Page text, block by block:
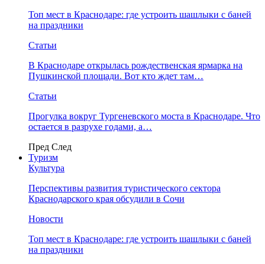
Топ мест в Краснодаре: где устроить шашлыки с баней
на праздники
Статьи
В Краснодаре открылась рождественская ярмарка на
Пушкинской площади. Вот кто ждет там…
Статьи
Прогулка вокруг Тургеневского моста в Краснодаре. Что
остается в разрухе годами, а…
Пред След
Туризм
Культура
Перспективы развития туристического сектора
Краснодарского края обсудили в Сочи
Новости
Топ мест в Краснодаре: где устроить шашлыки с баней
на праздники